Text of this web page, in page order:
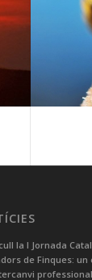
la I Jornada
de Finques:
professional